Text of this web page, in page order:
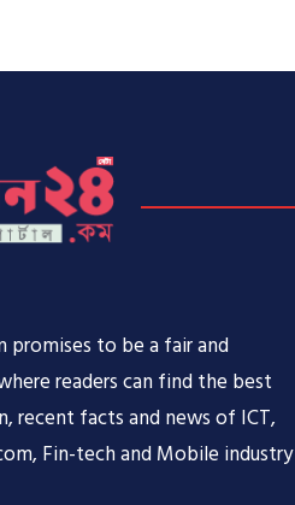
promises to be a fair and
readers can find the best
recent facts and news of ICT,
Fin-tech and Mobile industry